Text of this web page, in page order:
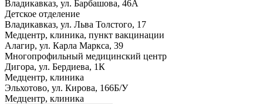
Владикавказ, ул. Барбашова, 46А
Детское отделение
Владикавказ, ул. Льва Толстого, 17
Медцентр, клиника, пункт вакцинации
Алагир, ул. Карла Маркса, 39
Многопрофильный медицинский центр
Дигора, ул. Бердиева, 1К
Медцентр, клиника
Эльхотово, ул. Кирова, 166Б/У
Медцентр, клиника